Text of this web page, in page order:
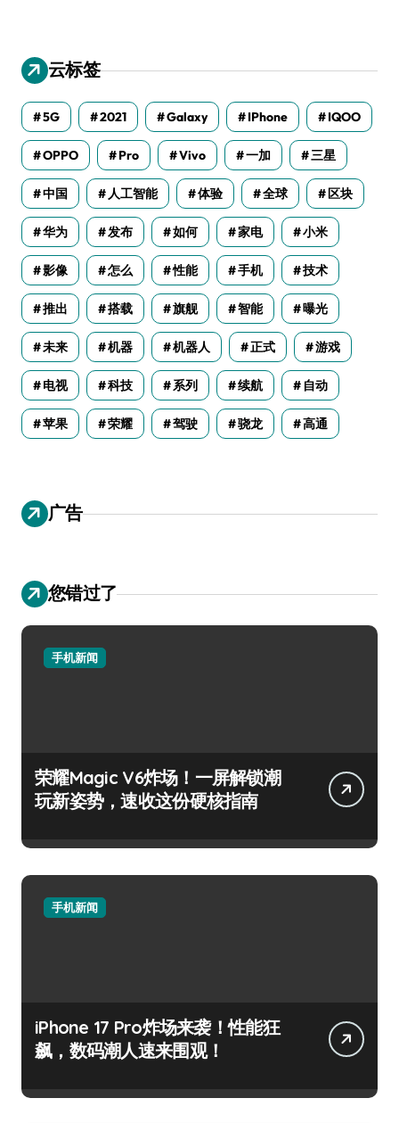
云标签
5G 2021 Galaxy IPhone IQOO
OPPO Pro Vivo 一加 三星
中国 人工智能 体验 全球 区块
华为 发布 如何 家电 小米
影像 怎么 性能 手机 技术
推出 搭载 旗舰 智能 曝光
未来 机器 机器人 正式 游戏
电视 科技 系列 续航 自动
苹果 荣耀 驾驶 骁龙 高通
广告
您错过了
手机新闻
荣耀Magic V6炸场！一屏解锁潮
玩新姿势，速收这份硬核指南
手机新闻
iPhone 17 Pro炸场来袭！性能狂
飙，数码潮人速来围观！